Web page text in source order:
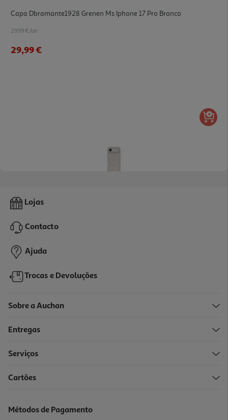
Capa Dbramante1928 Grenen Ms Iphone 17 Pro Branco
29.99 €/un
29,99 €
Capa Dbramante1928 Grenen Ms Iphone 17 Air Branco
29,99 €
Lojas
Contacto
Ajuda
Trocas e Devoluções
Sobre a Auchan
Entregas
Serviços
Cartões
Métodos de Pagamento